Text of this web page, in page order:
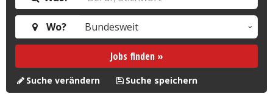
Wo?
Jobs finden »
Suche verändern Suche speichern